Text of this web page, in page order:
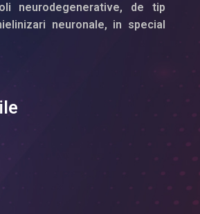
neurodegenerative, de tip
neuronale, in special